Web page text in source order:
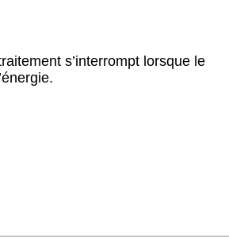
s’interrompt lorsque le